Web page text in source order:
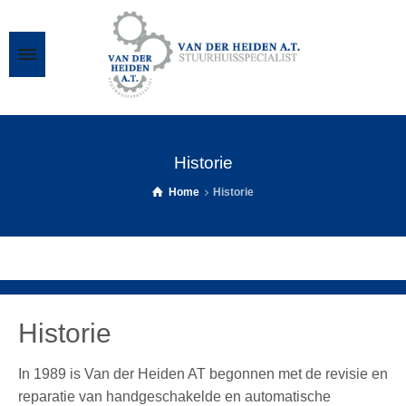
Historie
Home Historie
Historie
In 1989 is Van der Heiden AT begonnen met de revisie en
reparatie van handgeschakelde en automatische